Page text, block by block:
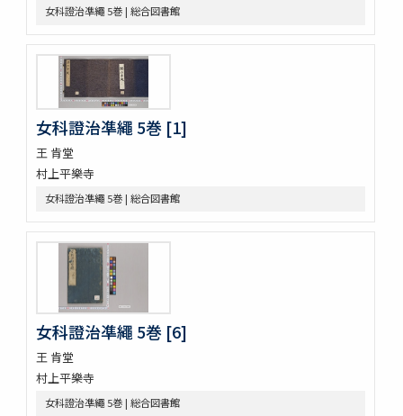
皇朝醫叢續集
經傳醫話
獻芹録
獻芹録
濟生醫院記
煉霞翁年譜
近世名醫傳
戊申日記
橘黄年譜 3巻
新刻蕐佗内照圖 2巻
怪疾奇方
蛔蟲論
新刻萬氏家傳廣嗣紀要 5巻
新刊外科正宗 4巻
新刊外科正宗 4巻
新刊外科正宗 4巻
新刻秘授外科百効全書 6巻
唐王燾先生外臺秘要方 40巻序目1巻
女科證治凖繩 5巻 | 総合図書館
女科證治凖繩 5巻 [1]
王 肯堂
村上平樂寺
女科證治凖繩 5巻 | 総合図書館
女科證治凖繩 5巻 [6]
王 肯堂
村上平樂寺
女科證治凖繩 5巻 | 総合図書館